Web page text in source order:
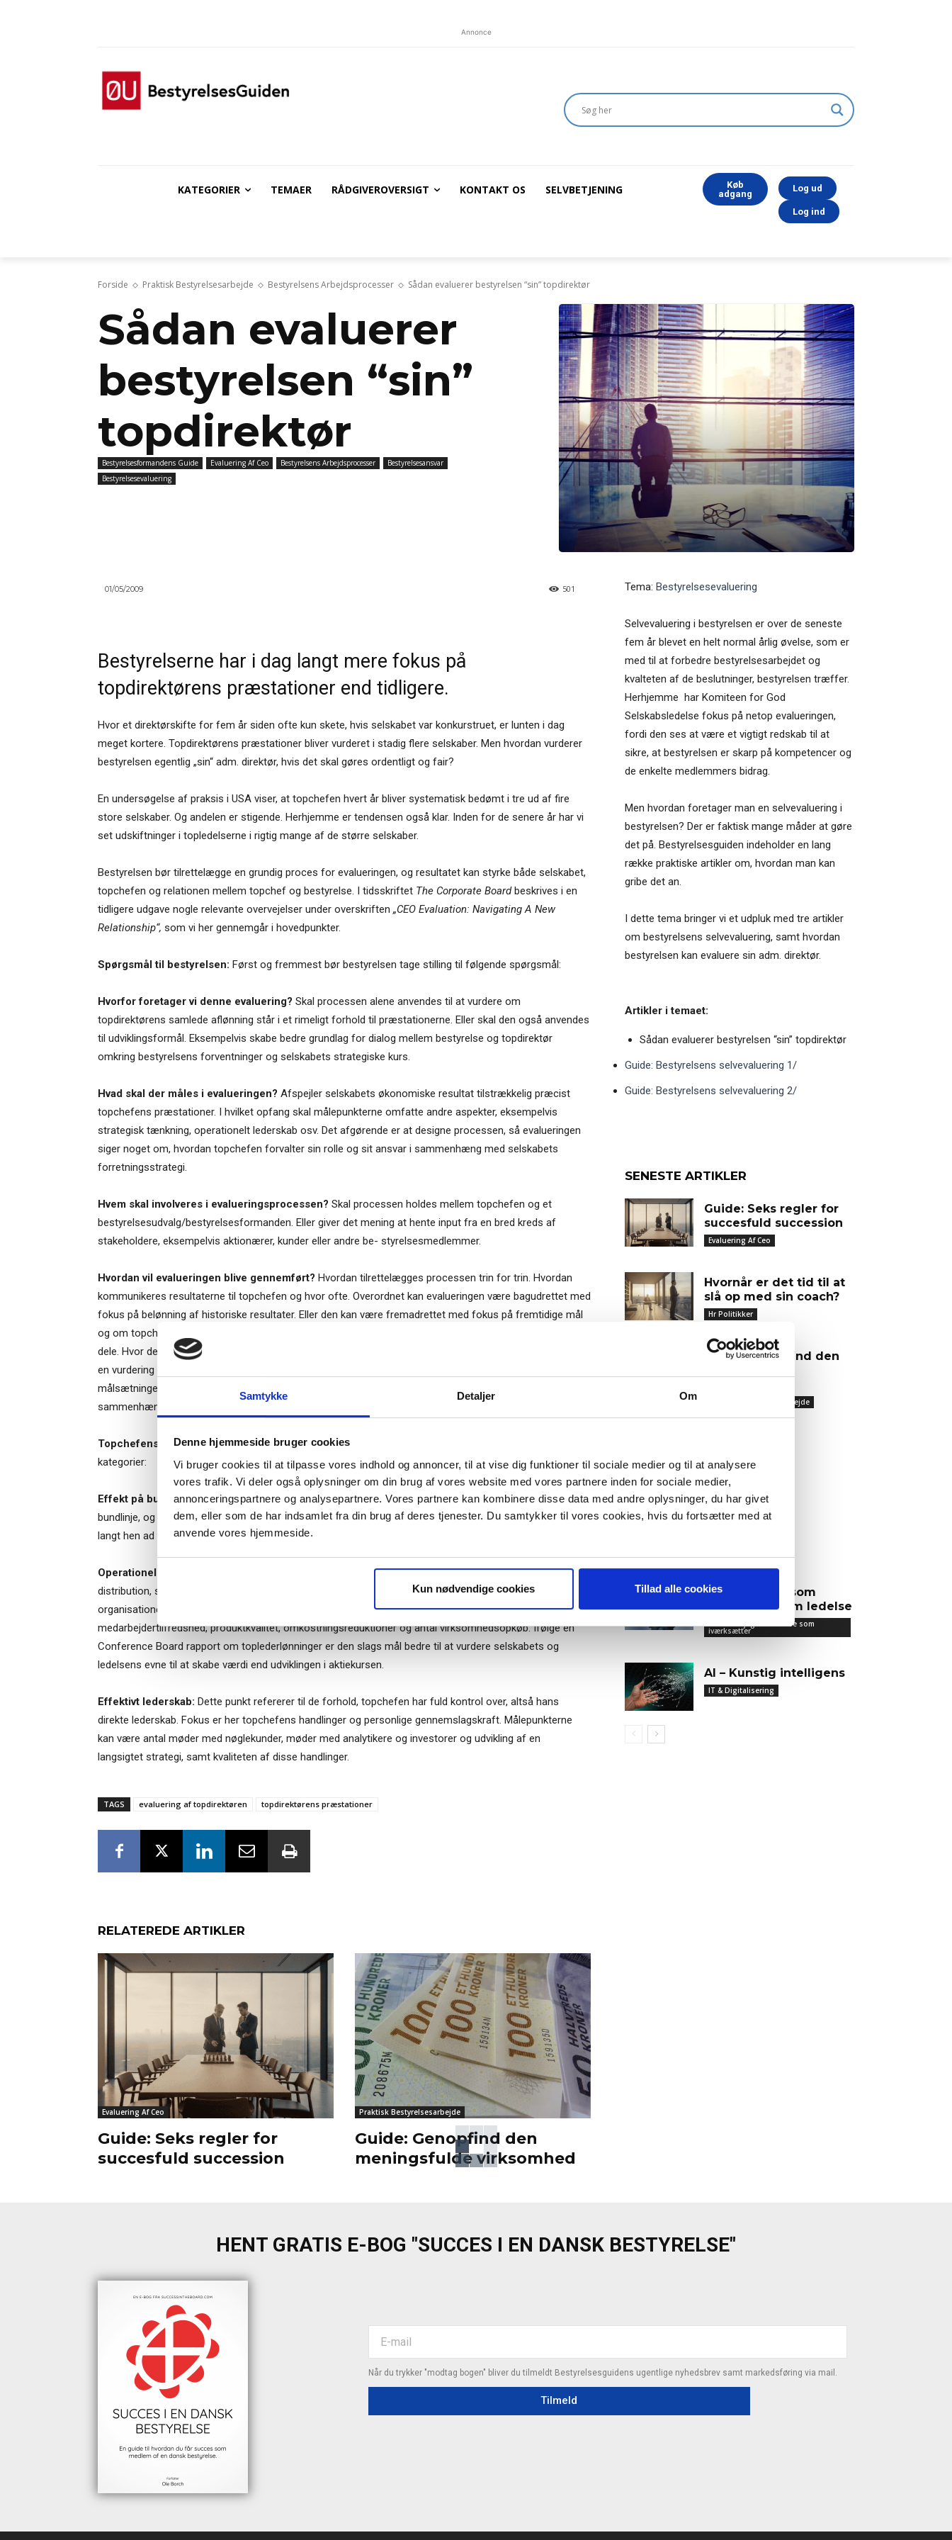
Samtykke Detaljer Om
Denne hjemmeside bruger cookies
Vi bruger cookies til at tilpasse vores indhold og annoncer, til at vise dig funktioner til sociale medier og til at analysere
vores trafik. Vi deler også oplysninger om din brug af vores website med vores partnere inden for sociale medier,
annonceringspartnere og analysepartnere. Vores partnere kan kombinere disse data med andre oplysninger, du har givet
dem, eller som de har indsamlet fra din brug af deres tjenester. Du samtykker til vores cookies, hvis du fortsætter med at
anvende vores hjemmeside.
Kun nødvendige cookies Tillad alle cookies
Annonce
KATEGORIER TEMAER RÅDGIVEROVERSIGT KONTAKT OS SELVBETJENING
Køb
adgang
Log ud
Log ind
Forside Praktisk Bestyrelsesarbejde Bestyrelsens Arbejdsprocesser Sådan evaluerer bestyrelsen “sin” topdirektør
Sådan evaluerer
bestyrelsen “sin”
topdirektør
Bestyrelsesformandens Guide Evaluering Af Ceo Bestyrelsens Arbejdsprocesser
Bestyrelsesansvar
Bestyrelsesevaluering
01/05/2009 501
Bestyrelserne har i dag langt mere fokus på
topdirektørens præstationer end tidligere.
Hvor et direktørskifte for fem år siden ofte kun skete, hvis selskabet var konkurstruet, er lunten i dag
meget kortere. Topdirektørens præstationer bliver vurderet i stadig flere selskaber. Men hvordan vurderer
bestyrelsen egentlig „sin“ adm. direktør, hvis det skal gøres ordentligt og fair?
En undersøgelse af praksis i USA viser, at topchefen hvert år bliver systematisk bedømt i tre ud af fire
store selskaber. Og andelen er stigende. Herhjemme er tendensen også klar. Inden for de senere år har vi
set udskiftninger i topledelserne i rigtig mange af de større selskaber.
Bestyrelsen bør tilrettelægge en grundig proces for evalueringen, og resultatet kan styrke både selskabet,
topchefen og relationen mellem topchef og bestyrelse. I tidsskriftet The Corporate Board beskrives i en
tidligere udgave nogle relevante overvejelser under overskriften „CEO Evaluation: Navigating A New
Relationship“, som vi her gennemgår i hovedpunkter.
Spørgsmål til bestyrelsen: Først og fremmest bør bestyrelsen tage stilling til følgende spørgsmål:
Hvorfor foretager vi denne evaluering? Skal processen alene anvendes til at vurdere om
topdirektørens samlede aflønning står i et rimeligt forhold til præstationerne. Eller skal den også anvendes
til udviklingsformål. Eksempelvis skabe bedre grundlag for dialog mellem bestyrelse og topdirektør
omkring bestyrelsens forventninger og selskabets strategiske kurs.
Hvad skal der måles i evalueringen? Afspejler selskabets økonomiske resultat tilstrækkelig præcist
topchefens præstationer. I hvilket opfang skal målepunkterne omfatte andre aspekter, eksempelvis
strategisk tænkning, operationelt lederskab osv. Det afgørende er at designe processen, så evalueringen
siger noget om, hvordan topchefen forvalter sin rolle og sit ansvar i sammenhæng med selskabets
forretningsstrategi.
Hvem skal involveres i evalueringsprocessen? Skal processen holdes mellem topchefen og et
bestyrelsesudvalg/bestyrelsesformanden. Eller giver det mening at hente input fra en bred kreds af
stakeholdere, eksempelvis aktionærer, kunder eller andre be- styrelsesmedlemmer.
Hvordan vil evalueringen blive gennemført? Hvordan tilrettelægges processen trin for trin. Hvordan
kommunikeres resultaterne til topchefen og hvor ofte. Overordnet kan evalueringen være bagudrettet med
fokus på belønning af historiske resultater. Eller den kan være fremadrettet med fokus på fremtidige mål
og om topchefen har visionen, strategien og de personlige kvalifikationer til at nå disse mål. Eller begge
dele. Hvor den
bagudrettede
en vurdering af, om der er et godt match mellem topchefens lederegenskaber og selskabets strategiske
målsætninger. Under alle omstændigheder kompliceres en evaluering altid af, at der ikke er en entydig
sammenhæng mellem topchefens handlinger, hans lederevner og selskabets økonomiske resultater.
Topchefens performance:Med dette udgangspunkt kan topchefens performance opdeles i tre
kategorier:
Effekt på bundlinjen:Normalt antages det, at topchefen har altafgørende betydning for selskabets
bundlinje, og det gennemsyrer også de fleste modeller for incitamentsaflønning. Resultatet afhænger dog
langt hen ad vejen af branchetendenser og den generelle markedsvækst.
Operationel effekt:
Hermed hentydes til topchefens betydning for selskabets effektivitet i produktion,
distribution, salg og administration. Spørgsmålet er: Hvad har topchefen gjort for at ændre eller forbedre
organisationens evne til at fungere og performe. Målepunkterne kan eksempelvis være
medarbejdertilfredshed, produktkvalitet, omkostningsreduktioner og antal virksomhedsopkøb. Ifølge en
Conference Board rapport om toplederlønninger er den slags mål bedre til at vurdere selskabets og
ledelsens evne til at skabe værdi end udviklingen i aktiekursen.
Effektivt lederskab: Dette punkt refererer til de forhold, topchefen har fuld kontrol over, altså hans
direkte lederskab. Fokus er her topchefens handlinger og personlige gennemslagskraft. Målepunkterne
kan være antal møder med nøglekunder, møder med analytikere og investorer og udvikling af en
langsigtet strategi, samt kvaliteten af disse handlinger.
TAGS evaluering af topdirektøren topdirektørens præstationer
RELATEREDE ARTIKLER
Evaluering Af Ceo
Guide: Seks regler for
succesfuld succession
Praktisk Bestyrelsesarbejde
Guide: Genopfind den
meningsfulde virksomhed
Tema: Bestyrelsesevaluering
Selvevaluering i bestyrelsen er over de seneste
fem år blevet en helt normal årlig øvelse, som er
med til at forbedre bestyrelsesarbejdet og
kvalteten af de beslutninger, bestyrelsen træffer.
Herhjemme har Komiteen for God
Selskabsledelse fokus på netop evalueringen,
fordi den ses at være et vigtigt redskab til at
sikre, at bestyrelsen er skarp på kompetencer og
de enkelte medlemmers bidrag.
Men hvordan foretager man en selvevaluering i
bestyrelsen? Der er faktisk mange måder at gøre
det på. Bestyrelsesguiden indeholder en lang
række praktiske artikler om, hvordan man kan
gribe det an.
I dette tema bringer vi et udpluk med tre artikler
om bestyrelsens selvevaluering, samt hvordan
bestyrelsen kan evaluere sin adm. direktør.
Artikler i temaet:
Sådan evaluerer bestyrelsen “sin” topdirektør
Guide: Bestyrelsens selvevaluering 1/
Guide: Bestyrelsens selvevaluering 2/
SENESTE ARTIKLER
Guide: Seks regler for
succesfuld succession
Evaluering Af Ceo
Hvornår er det tid til at
slå op med sin coach?
Hr Politikker
Guide: Genopfind den
Praktisk Bestyrelsesarbejde
SENESTE TEMAER
Kriseledelse
Det lærte jeg som
iværksætter om ledelse
Det lærte jeg om ledelse som
iværksætter
AI – Kunstig intelligens
IT & Digitalisering
HENT GRATIS E-BOG "SUCCES I EN DANSK BESTYRELSE"
Når du trykker "modtag bogen" bliver du tilmeldt Bestyrelsesguidens ugentlige nyhedsbrev samt markedsføring via mail.
Tilmeld
– og modtag Ole Borchs bog
“Succes i en dansk bestyrelse”
Når du trykker "modtag bogen" bliver du tilmeldt